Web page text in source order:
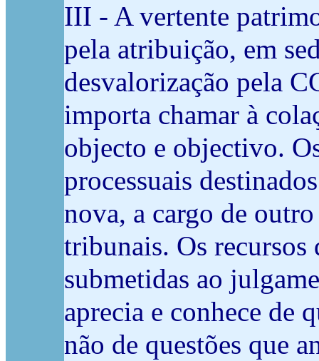
III - A vertente
pela atribuição, em
desvalorização pela
importa chamar à
objecto e objectivo.
processuais
nova, a cargo de
tribunais. Os recursos
submetidas ao
aprecia e conhece de
não de questões que